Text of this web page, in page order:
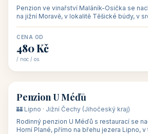
Penzion ve vinařství Maláník-Osička se
na jižní Moravě, v lokalitě Těšické búdy, v
CENA OD
480 Kč
/ noc / os.
🏡 penzion
Penzion U Méďů
🏰 Lipno · Jižní Čechy (Jihočeský kraj)
Rodinný penzion U Méďů s restaurací se
Horní Plané, přímo na břehu jezera Lipno,